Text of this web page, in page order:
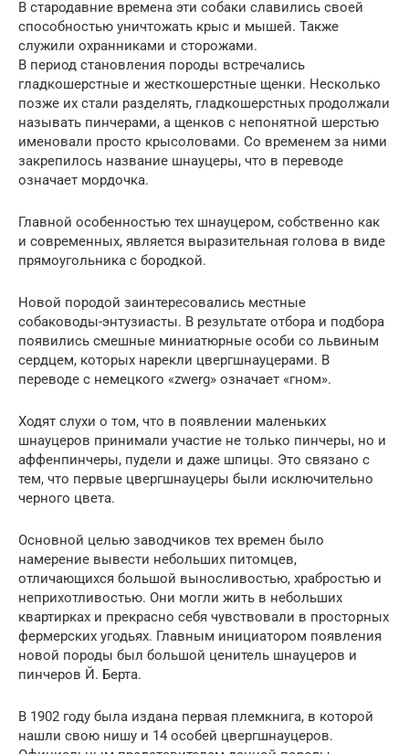
В стародавние времена эти собаки славились своей
способностью уничтожать крыс и мышей. Также
служили охранниками и сторожами.
В период становления породы встречались
гладкошерстные и жесткошерстные щенки. Несколько
позже их стали разделять, гладкошерстных продолжали
называть пинчерами, а щенков с непонятной шерстью
именовали просто крысоловами. Со временем за ними
закрепилось название шнауцеры, что в переводе
означает мордочка.
Главной особенностью тех шнауцером, собственно как
и современных, является выразительная голова в виде
прямоугольника с бородкой.
Новой породой заинтересовались местные
собаководы-энтузиасты. В результате отбора и подбора
появились смешные миниатюрные особи со львиным
сердцем, которых нарекли цвергшнауцерами. В
переводе с немецкого «zwerg» означает «гном».
Ходят слухи о том, что в появлении маленьких
шнауцеров принимали участие не только пинчеры, но и
аффенпинчеры, пудели и даже шпицы. Это связано с
тем, что первые цвергшнауцеры были исключительно
черного цвета.
Основной целью заводчиков тех времен было
намерение вывести небольших питомцев,
отличающихся большой выносливостью, храбростью и
неприхотливостью. Они могли жить в небольших
квартирках и прекрасно себя чувствовали в просторных
фермерских угодьях. Главным инициатором появления
новой породы был большой ценитель шнауцеров и
пинчеров Й. Берта.
В 1902 году была издана первая племкнига, в которой
нашли свою нишу и 14 особей цвергшнауцеров.